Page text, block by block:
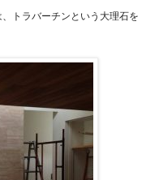
トラバーチンという大理石を